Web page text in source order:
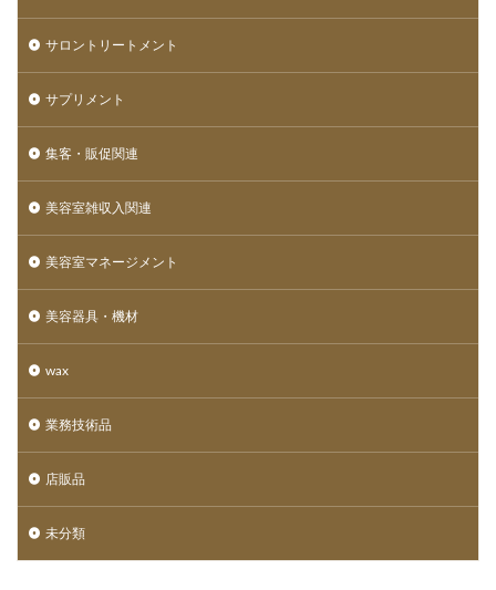
サロントリートメント
サプリメント
集客・販促関連
美容室雑収入関連
美容室マネージメント
美容器具・機材
wax
業務技術品
店販品
未分類